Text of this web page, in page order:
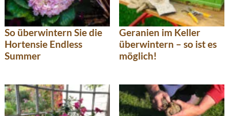
So überwintern Sie die
Hortensie Endless
Summer
Geranien im Keller
überwintern – so ist es
möglich!